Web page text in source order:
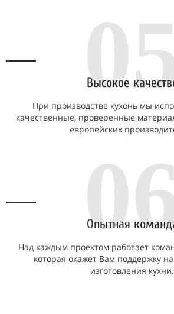
Высокое
При производстве кухонь мы
качественные, проверенные
европейских
Опытная
Над каждым проектом работает
которая окажет Вам поддержку
изготовления кухни.